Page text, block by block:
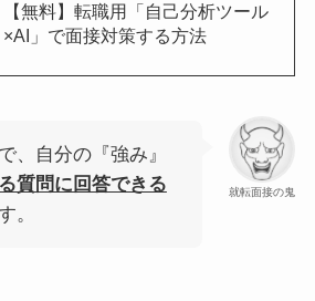
【無料】転職用「自己分析ツール
×AI」で面接対策する方法
就転面接の鬼
、自分の『強み』
質問に回答できる
。